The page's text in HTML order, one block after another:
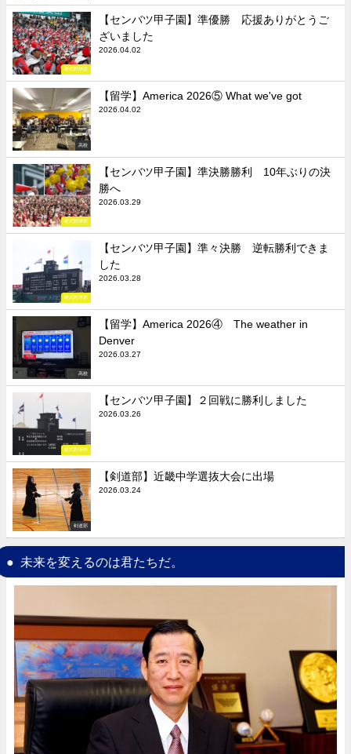
硬式野球部
【センバツ甲子園】準優勝 応援ありがとうご
ざいました
2026.04.02
高校
【留学】America 2026⑤ What we've got
2026.04.02
硬式野球部
【センバツ甲子園】準決勝勝利 10年ぶりの決
勝へ
2026.03.29
硬式野球部
【センバツ甲子園】準々決勝 逆転勝利できま
した
2026.03.28
高校
【留学】America 2026④ The weather in
Denver
2026.03.27
硬式野球部
【センバツ甲子園】２回戦に勝利しました
2026.03.26
剣道部
【剣道部】近畿中学選抜大会に出場
2026.03.24
未来を変えるのは君たちだ。